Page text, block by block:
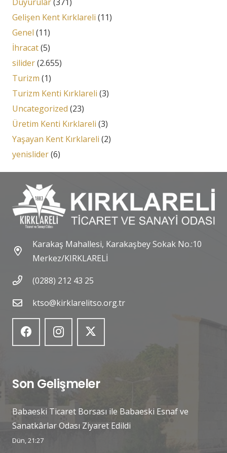
Duyurular(371)
Gelişen Kent Kırklareli (11)
Genel (11)
İhracat(5)
silider(2.655)
Turizm (1)
Turizm Kenti Kırklareli (3)
Uncategorized (23)
Üretim Kenti Kırklareli (3)
Yaşayan Kent Kırklareli (2)
yenislider(6)
Karakaş Mahallesi, Karakaşbey Sokak No.:10
Merkez/KIRKLARELİ
(0288) 212 43 25
ktso@kirklarelitso.org.tr
Son Gelişmeler
Babaeski Ticaret Borsası ile Babaeski Esnaf ve
Sanatkârlar Odası Ziyaret Edildi
Dün, 21:27